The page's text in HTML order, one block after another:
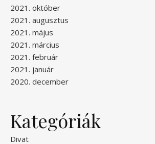
2021. október
2021. augusztus
2021. május
2021. március
2021. február
2021. január
2020. december
Kategóriák
Divat